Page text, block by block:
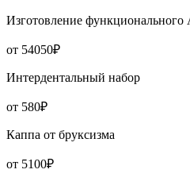
Изготовление функционального
от 54050₽
Интердентальный набор
от 580₽
Каппа от бруксизма
от 5100₽